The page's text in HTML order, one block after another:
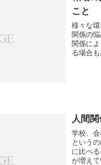
こと
様々な
関係の
関係に
人間
学校、
という
に比べ